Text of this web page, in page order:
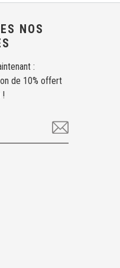
NOS
:
de 10% offert
!